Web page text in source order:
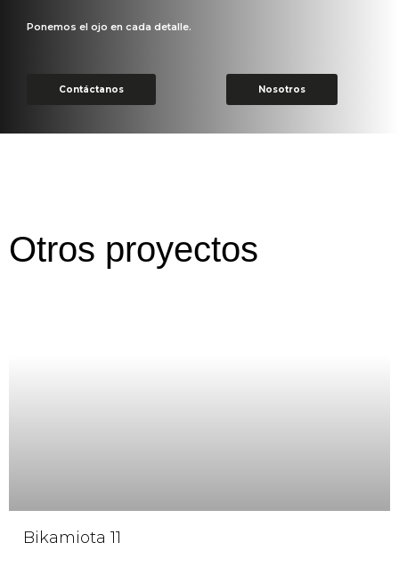
Ponemos el ojo en cada detalle.
Contáctanos Nosotros
Otros proyectos
Bikamiota 11